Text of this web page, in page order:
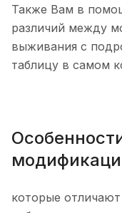
Также Вам в
различий между
выживания с
таблицу в самом
которые